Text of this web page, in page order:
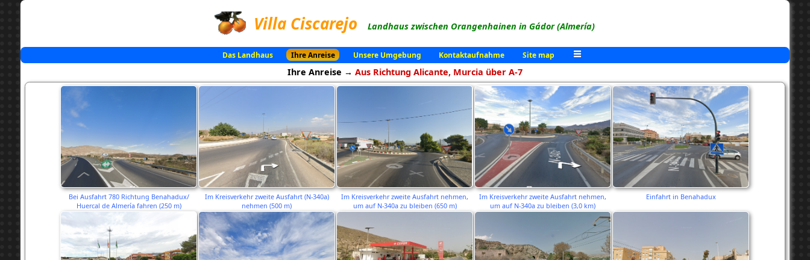
Villa Ciscarejo Landhaus zwischen Orangenhainen in Gádor (Almería)
Das Landhaus Ihre Anreise Unsere Umgebung Kontaktaufnahme Site map
Ihre Anreise → Aus Richtung Alicante, Murcia über A-7
Bei Ausfahrt 780 Richtung Benahadux/
Huercal de Almería fahren (250 m)
Im Kreisverkehr zweite Ausfahrt (N-340a)
nehmen (500 m)
Im Kreisverkehr zweite Ausfahrt nehmen,
um auf N-340a zu bleiben (650 m)
Im Kreisverkehr zweite Ausfahrt nehmen,
um auf N-340a zu bleiben (3,0 km)
Einfahrt in Benahadux